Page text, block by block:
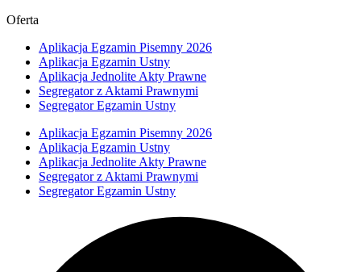
Oferta
Aplikacja Egzamin Pisemny 2026
Aplikacja Egzamin Ustny
Aplikacja Jednolite Akty Prawne
Segregator z Aktami Prawnymi
Segregator Egzamin Ustny
Aplikacja Egzamin Pisemny 2026
Aplikacja Egzamin Ustny
Aplikacja Jednolite Akty Prawne
Segregator z Aktami Prawnymi
Segregator Egzamin Ustny